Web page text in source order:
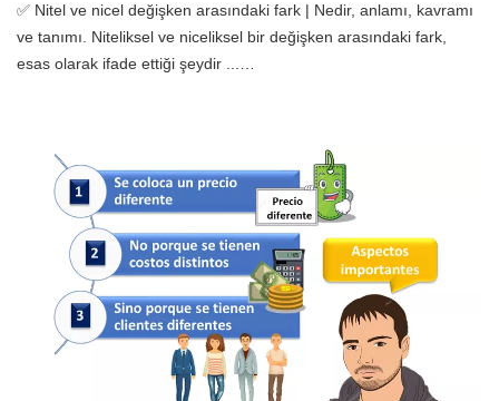
✅ Nitel ve nicel değişken arasındaki fark | Nedir, anlamı, kavramı
ve tanımı. Niteliksel ve niceliksel bir değişken arasındaki fark,
esas olarak ifade ettiği şeydir ...…